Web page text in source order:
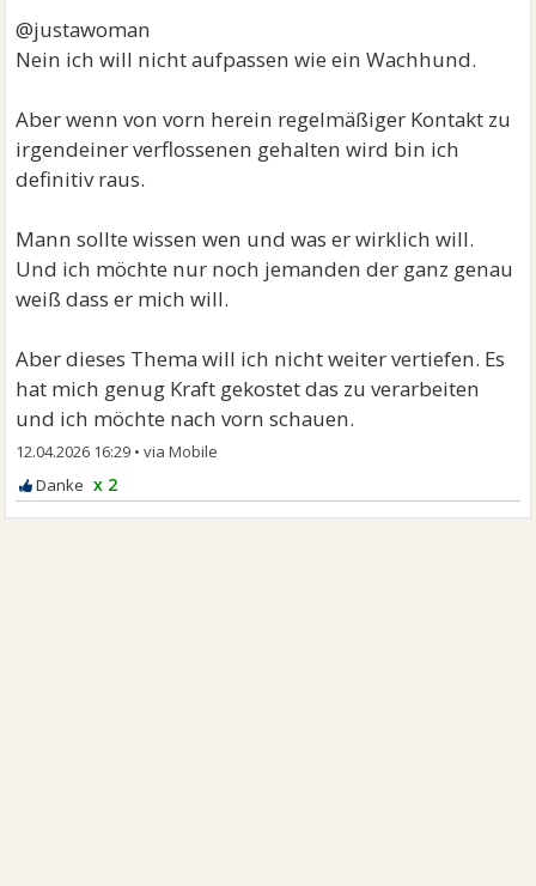
@justawoman
Nein ich will nicht aufpassen wie ein Wachhund.
Aber wenn von vorn herein regelmäßiger Kontakt zu
irgendeiner verflossenen gehalten wird bin ich
definitiv raus.
Mann sollte wissen wen und was er wirklich will.
Und ich möchte nur noch jemanden der ganz genau
weiß dass er mich will.
Aber dieses Thema will ich nicht weiter vertiefen. Es
hat mich genug Kraft gekostet das zu verarbeiten
und ich möchte nach vorn schauen.
12.04.2026 16:29 •
x 2